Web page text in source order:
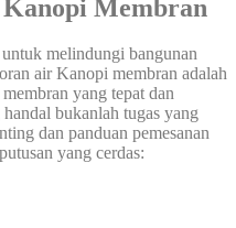
Kanopi Membran
melindungi bangunan
air Kanopi membran adalah
yang tepat dan
bukanlah tugas yang
dan panduan pemesanan
yang cerdas: